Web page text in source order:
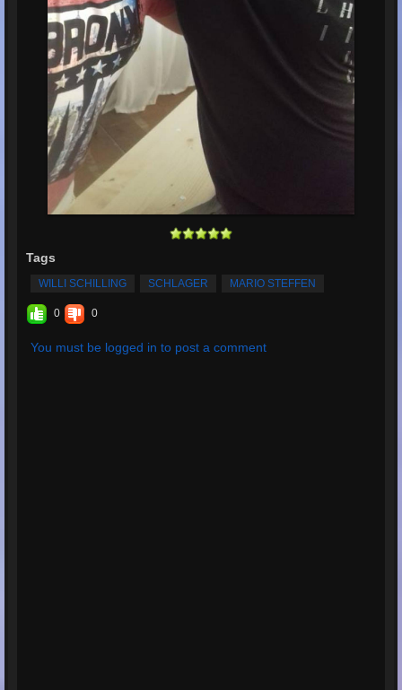
Tags
WILLI SCHILLING SCHLAGER MARIO STEFFEN
0 0
You must be logged in to post a comment